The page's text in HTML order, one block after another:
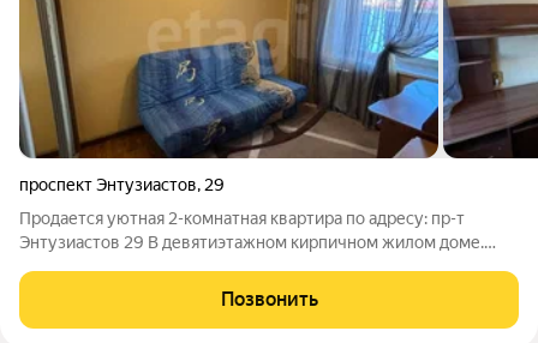
проспект Энтузиастов, 29
Продается уютная 2-комнатная квартира по адресу: пр-т
Энтузиастов 29 В девятиэтажном кирпичном жилом доме.
закрытый ,парковка на территории двора В подъезде
запланирована замена лифта. В шаговой
Позвонить